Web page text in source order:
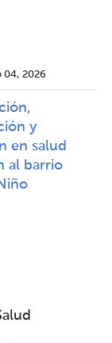
04, 2026
y
en salud
al barrio